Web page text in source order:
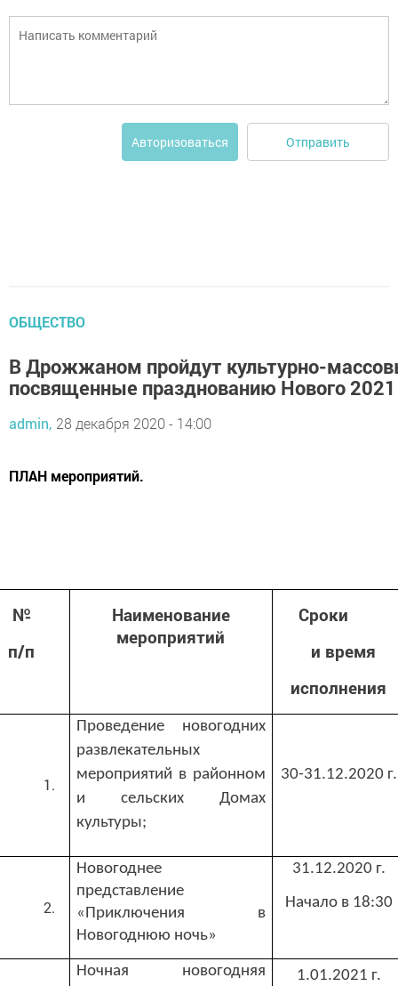
Авторизоваться Отправить
ОБЩЕСТВО
В Дрожжаном пройдут культурно-
посвященные празднованию Нового
admin, 28 декабря 2020 - 14:00
ПЛАН мероприятий.
№
п/п
Наименование
мероприятий
Сроки
и время
исполнения
Проведение новогодних
развлекательных
мероприятий в районном
и сельских Домах
культуры;
30-31.12.2020 г.
Новогоднее
представление
«Приключения в
Новогоднюю ночь»
31.12.2020 г.
Начало в 18:30
Ночная новогодняя
1.01.2021 г.